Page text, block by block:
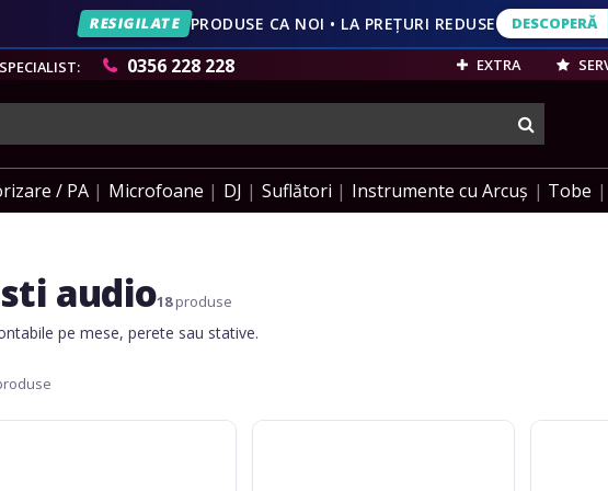
VEZI
RESIGILATE PRODUSE CA NOI • LA PREȚURI REDUSE DESCOPERĂ
DESCOPERĂ
0356 228 228 EXTRA
/ PA Microfoane DJ Suflători Instrumente cu Arcuș Tobe
audio18produse
pe mese, perete sau stative.
Gravity
Gravity